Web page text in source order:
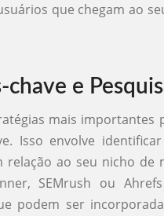
que chegam ao
chave e
mais importantes
Isso envolve
relação ao seu nicho de
SEMrush ou
podem ser